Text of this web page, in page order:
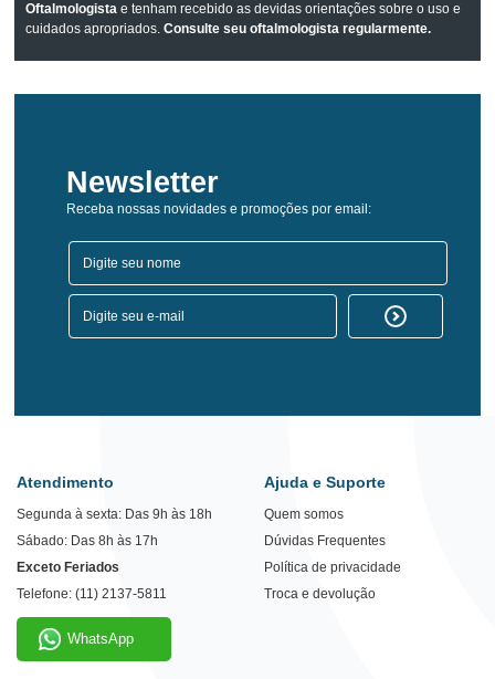
Oftalmologista e tenham recebido as devidas orientações sobre o uso e
cuidados apropriados.Consulte seu oftalmologista regularmente.
Newsletter
Receba nossas novidades e promoções por email:
Atendimento
Segunda à sexta: Das 9h às 18h
Sábado: Das 8h às 17h
Exceto Feriados
Telefone: (11) 2137-5811
WhatsApp
Ajuda e Suporte
Quem somos
Dúvidas Frequentes
Política de privacidade
Troca e devolução